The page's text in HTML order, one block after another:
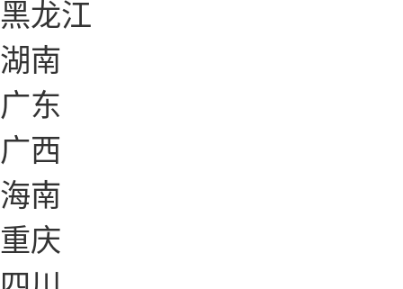
黑龙江
湖南
广东
广西
海南
重庆